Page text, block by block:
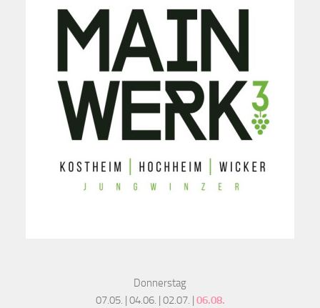
Donnerstag
07.05. | 04.06. | 02.07. | 06.08.